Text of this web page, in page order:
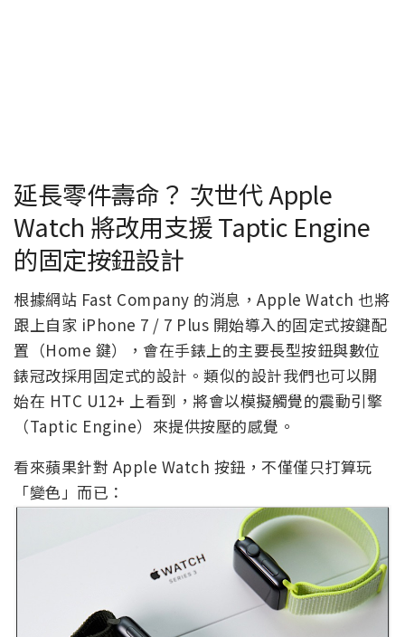
延長零件壽命？ 次世代 Apple
Watch 將改用支援 Taptic Engine
的固定按鈕設計
根據網站 Fast Company 的消息，Apple Watch 也將
跟上自家 iPhone 7 / 7 Plus 開始導入的固定式按鍵配
置（Home 鍵），會在手錶上的主要長型按鈕與數位
錶冠改採用固定式的設計。類似的設計我們也可以開
始在 HTC U12+ 上看到，將會以模擬觸覺的震動引擎
（Taptic Engine）來提供按壓的感覺。
看來蘋果針對 Apple Watch 按鈕，不僅僅只打算玩
「變色」而已：